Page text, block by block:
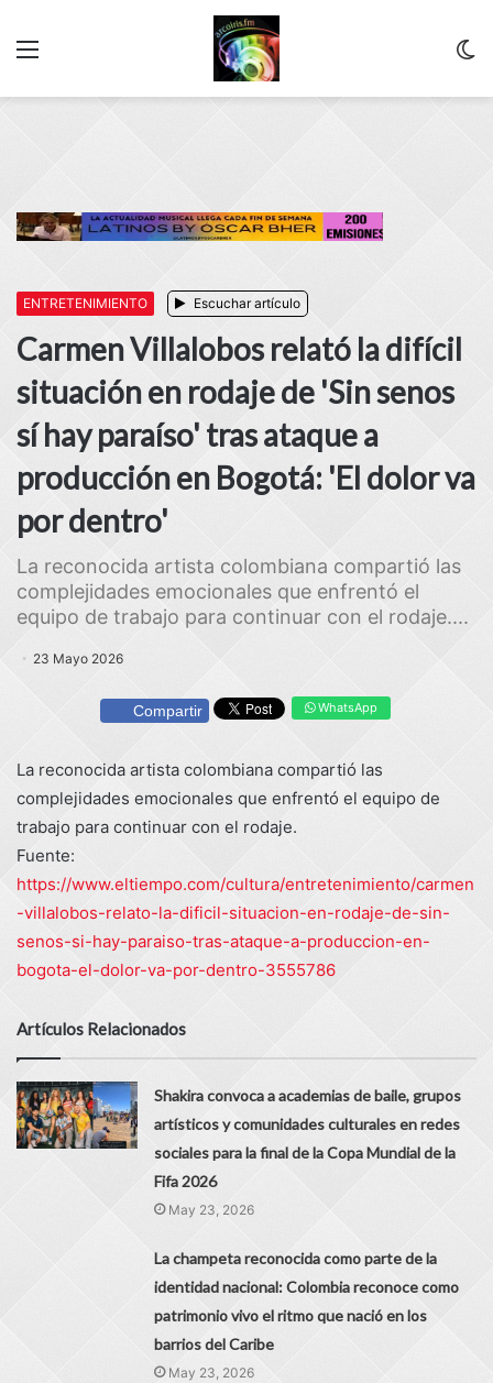
ENTRETENIMIENTO Escuchar artículo
Carmen Villalobos relató la difícil
situación en rodaje de 'Sin senos
sí hay paraíso' tras ataque a
producción en Bogotá: 'El dolor va
por dentro'
La reconocida artista colombiana compartió las
complejidades emocionales que enfrentó el
equipo de trabajo para continuar con el rodaje....
23 Mayo 2026
Compartir WhatsApp
La reconocida artista colombiana compartió las
complejidades emocionales que enfrentó el equipo de
trabajo para continuar con el rodaje.
Fuente:
https://www.eltiempo.com/cultura/entretenimiento/carmen
-villalobos-relato-la-dificil-situacion-en-rodaje-de-sin-
senos-si-hay-paraiso-tras-ataque-a-produccion-en-
bogota-el-dolor-va-por-dentro-3555786
Artículos Relacionados
Shakira convoca a academias de baile, grupos
artísticos y comunidades culturales en redes
sociales para la final de la Copa Mundial de la
Fifa 2026
May 23, 2026
La champeta reconocida como parte de la
identidad nacional: Colombia reconoce como
patrimonio vivo el ritmo que nació en los
barrios del Caribe
May 23, 2026